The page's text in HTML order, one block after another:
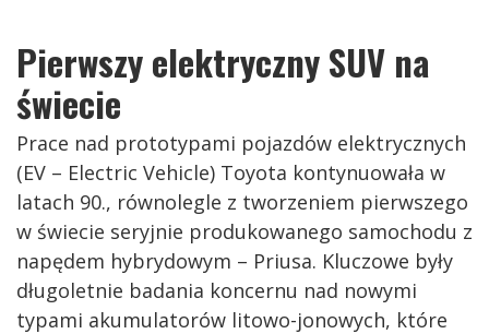
Pierwszy elektryczny SUV na
świecie
Prace nad prototypami pojazdów elektrycznych
(EV – Electric Vehicle) Toyota kontynuowała w
latach 90., równolegle z tworzeniem pierwszego
w świecie seryjnie produkowanego samochodu z
napędem hybrydowym – Priusa. Kluczowe były
długoletnie badania koncernu nad nowymi
typami akumulatorów litowo-jonowych, które